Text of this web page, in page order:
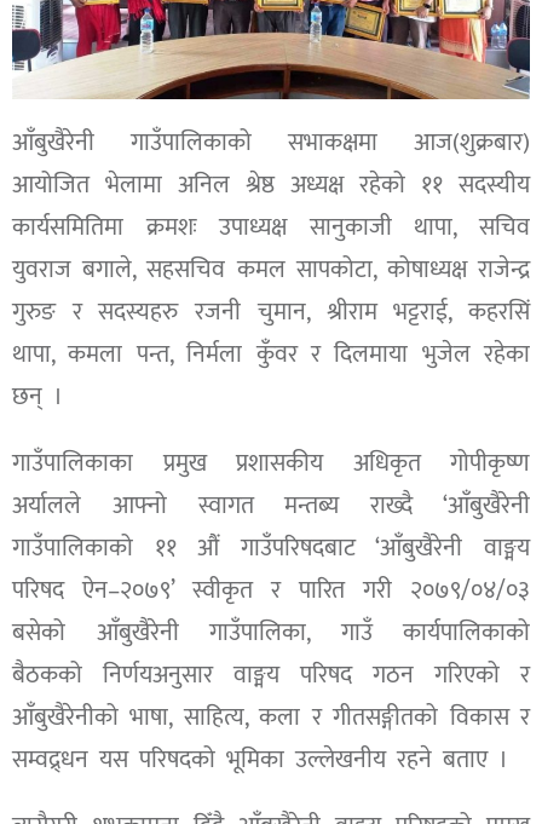
आँबुखैरेनी गाउँपालिकाको सभाकक्षमा आज(शुक्रबार)
आयोजित भेलामा अनिल श्रेष्ठ अध्यक्ष रहेको ११ सदस्यीय
कार्यसमितिमा क्रमशः उपाध्यक्ष सानुकाजी थापा, सचिव
युवराज बगाले, सहसचिव कमल सापकोटा, कोषाध्यक्ष राजेन्द्र
गुरुङ र सदस्यहरु रजनी चुमान, श्रीराम भट्टराई, कहरसिं
थापा, कमला पन्त, निर्मला कुँवर र दिलमाया भुजेल रहेका
छन् ।
गाउँपालिकाका प्रमुख प्रशासकीय अधिकृत गोपीकृष्ण
अर्यालले आफ्नो स्वागत मन्तब्य राख्दै ‘आँबुखैरेनी
गाउँपालिकाको ११ औं गाउँपरिषदबाट ‘आँबुखैरेनी वाङ्मय
परिषद ऐन–२०७९’ स्वीकृत र पारित गरी २०७९/०४/०३
बसेको आँबुखैरेनी गाउँपालिका, गाउँ कार्यपालिकाको
बैठकको निर्णयअनुसार वाङ्मय परिषद गठन गरिएको र
आँबुखैरेनीको भाषा, साहित्य, कला र गीतसङ्गीतको विकास र
सम्वद्र्धन यस परिषदको भूमिका उल्लेखनीय रहने बताए ।